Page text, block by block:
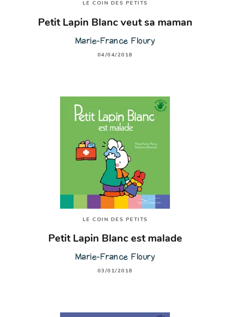
LE COIN DES PETITS
Petit Lapin Blanc veut sa maman
Marie-France Floury
04/04/2018
LE COIN DES PETITS
Petit Lapin Blanc est malade
Marie-France Floury
03/01/2018